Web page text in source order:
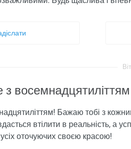
з восемнадцятиліттям
Бажаю тобі з
втілити в реальність,
оточуючих своєю красою!